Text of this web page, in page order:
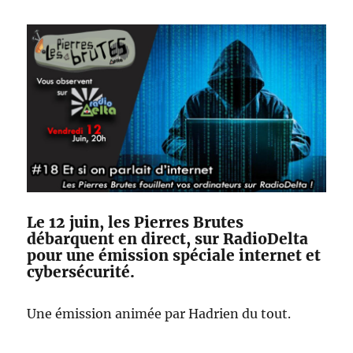
Le 12 juin, les Pierres Brutes
débarquent en direct, sur RadioDelta
pour une émission spéciale internet et
cybersécurité.
Une émission animée par Hadrien du tout.